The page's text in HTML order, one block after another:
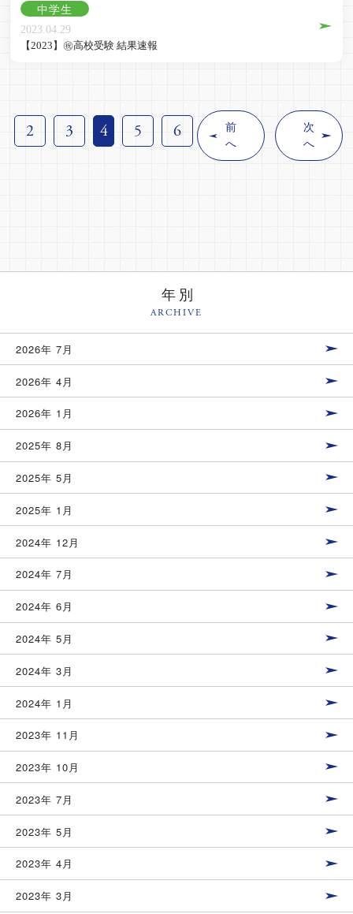
年別
ARCHIVE
2026年 7月
2026年 4月
2026年 1月
2025年 8月
2025年 5月
2025年 1月
2024年 12月
2024年 7月
2024年 6月
2024年 5月
2024年 3月
2024年 1月
2023年 11月
2023年 10月
2023年 7月
2023年 5月
2023年 4月
2023年 3月
中学生
2023.04.29
【2023】㊗️高校受験 結果速報
前
へ
2 3 4 5 6
次
へ